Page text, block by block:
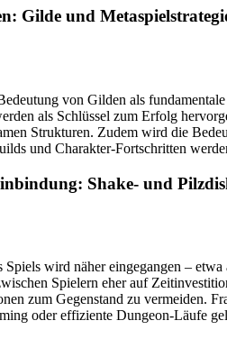
Gilde und
von Gilden als
als Schlüssel zum Erfolg
Strukturen. Zudem wird die
und Charakter-Fortschritten
Shake- und
wird näher eingegangen –
Spielern eher auf
zum Gegenstand zu vermeiden.
oder effiziente Dungeon-Läufe